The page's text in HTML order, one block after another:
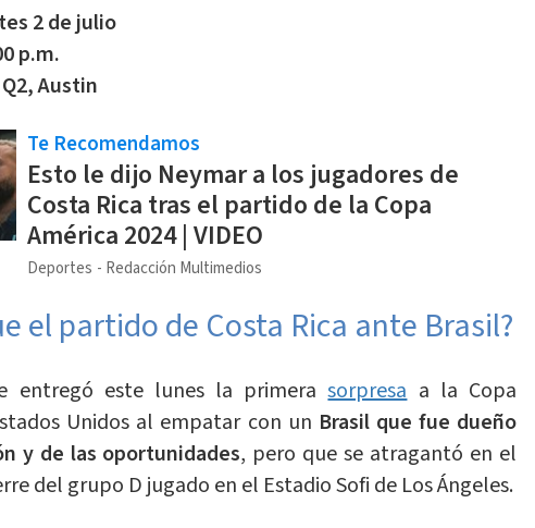
2 de julio
p.m.
Austin
Te Recomendamos
Esto le dijo Neymar a los jugadores de
Costa Rica tras el partido de la Copa
América 2024 | VIDEO
Deportes Redacción Multimedios
el partido de Costa Rica ante Brasil?
entregó este lunes la primerasorpresaa la Copa
Unidos al empatar con un Brasil que fue dueño
y de las oportunidades, pero que se atragantó en el
del grupo D jugado en el Estadio Sofi de Los Ángeles.